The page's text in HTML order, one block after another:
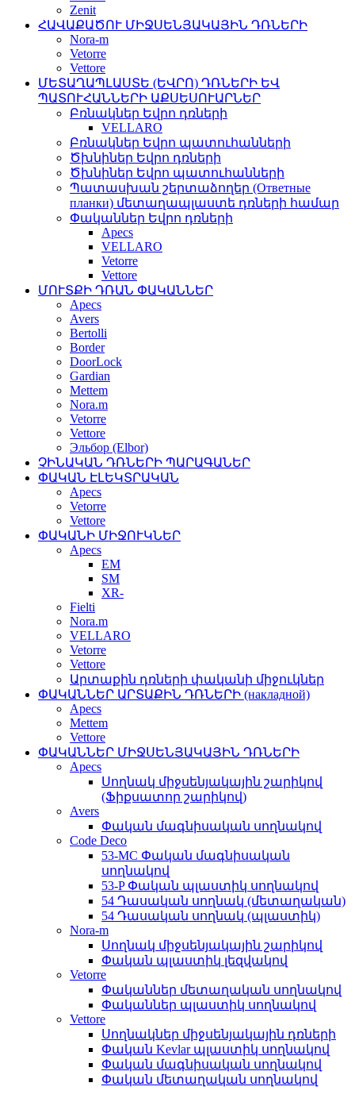
Zenit
ՀԱՎԱՔԱԾՈՒ ՄԻՋՍԵՆՅԱԿԱՅԻՆ ԴՌՆԵՐԻ
Nora-m
Vetorre
Vettore
ՄԵՏԱՂԱՊԼԱՍՏԵ (ԵՎՐՈ) ԴՌՆԵՐԻ ԵՎ
ՊԱՏՈՒՀԱՆՆԵՐԻ ԱՔՍԵՍՈՒԱՐՆԵՐ
Բռնակներ Եվրո դռների
VELLARO
Բռնակներ Եվրո պատուհանների
Ծխնիներ Եվրո դռների
Ծխնիներ Եվրո պատուհանների
Պատասխան շերտաձողեր (Ответные
планки) մետաղապլաստե դռների համար
Փականներ Եվրո դռների
Apecs
VELLARO
Vetorre
Vettore
ՄՈՒՏՔԻ ԴՌԱՆ ՓԱԿԱՆՆԵՐ
Apecs
Avers
Bertolli
Border
DoorLock
Gardian
Mettem
Nora.m
Vetorre
Vettore
Эльбор (Elbor)
ՉԻՆԱԿԱՆ ԴՌՆԵՐԻ ՊԱՐԱԳԱՆԵՐ
ՓԱԿԱՆ ԷԼԵԿՏՐԱԿԱՆ
Apecs
Vetorre
Vettore
ՓԱԿԱՆԻ ՄԻՋՈՒԿՆԵՐ
Apecs
EM
SM
XR-
Fielti
Nora.m
VELLARO
Vetorre
Vettore
Արտաքին դռների փականի միջուկներ
ՓԱԿԱՆՆԵՐ ԱՐՏԱՔԻՆ ԴՌՆԵՐԻ (накладной)
Apecs
Mettem
Vettore
ՓԱԿԱՆՆԵՐ ՄԻՋՍԵՆՅԱԿԱՅԻՆ ԴՌՆԵՐԻ
Apecs
Սողնակ միջսենյակային շարիկով
(Ֆիքսատոր շարիկով)
Avers
Փական մագնիսական սողնակով
Code Deco
53-MC Փական մագնիսական
սողնակով
53-P Փական պլաստիկ սողնակով
54 Դասական սողնակ (մետաղական)
54 Դասական սողնակ (պլաստիկ)
Nora-m
Սողնակ միջսենյակային շարիկով
Փական պլաստիկ լեզվակով
Vetorre
Փականներ մետաղական սողնակով
Փականներ պլաստիկ սողնակով
Vettore
Սողնակներ միջսենյակային դռների
Փական Kevlar պլաստիկ սողնակով
Փական մագնիսական սողնակով
Փական մետաղական սողնակով